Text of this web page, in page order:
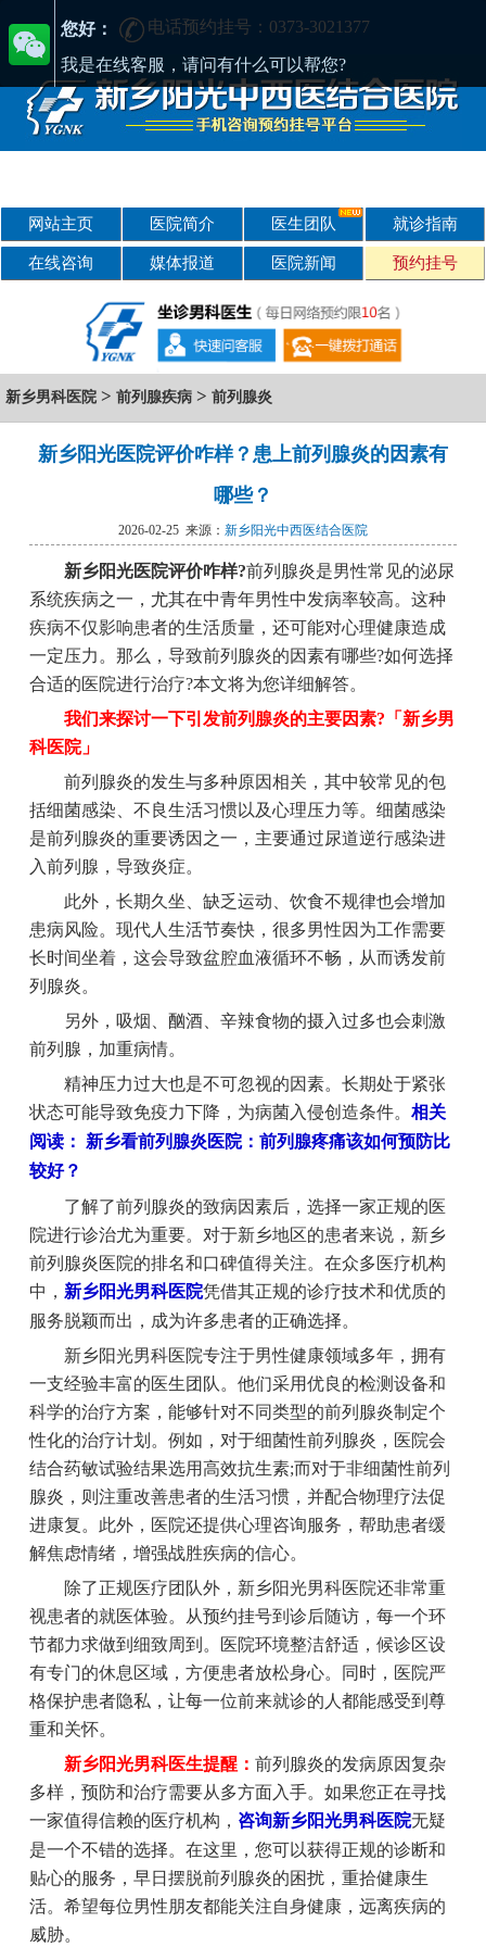
电话预约挂号：0373-3021377
在新乡哪家男科医院好?找正规医院-新乡阳光男科医院
网站主页 医院简介 医生团队 就诊指南
在线咨询 媒体报道 医院新闻 预约挂号
新乡男科医院 > 前列腺疾病 > 前列腺炎
新乡阳光医院评价咋样？患上前列腺炎的因素有
哪些？
2026-02-25 来源： 新乡阳光中西医结合医院
新乡阳光医院评价咋样?前列腺炎是男性常见的泌尿
系统疾病之一，尤其在中青年男性中发病率较高。这种
疾病不仅影响患者的生活质量，还可能对心理健康造成
一定压力。那么，导致前列腺炎的因素有哪些?如何选择
合适的医院进行治疗?本文将为您详细解答。
我们来探讨一下引发前列腺炎的主要因素?「新乡男
科医院」
前列腺炎的发生与多种原因相关，其中较常见的包
括细菌感染、不良生活习惯以及心理压力等。细菌感染
是前列腺炎的重要诱因之一，主要通过尿道逆行感染进
入前列腺，导致炎症。
此外，长期久坐、缺乏运动、饮食不规律也会增加
患病风险。现代人生活节奏快，很多男性因为工作需要
长时间坐着，这会导致盆腔血液循环不畅，从而诱发前
列腺炎。
另外，吸烟、酗酒、辛辣食物的摄入过多也会刺激
前列腺，加重病情。
精神压力过大也是不可忽视的因素。长期处于紧张
状态可能导致免疫力下降，为病菌入侵创造条件。 相关
阅读： 新乡看前列腺炎医院：前列腺疼痛该如何预防比
较好？
了解了前列腺炎的致病因素后，选择一家正规的医
院进行诊治尤为重要。对于新乡地区的患者来说，新乡
前列腺炎医院的排名和口碑值得关注。在众多医疗机构
中， 新乡阳光男科医院凭借其正规的诊疗技术和优质的
服务脱颖而出，成为许多患者的正确选择。
新乡阳光男科医院专注于男性健康领域多年，拥有
一支经验丰富的医生团队。他们采用优良的检测设备和
科学的治疗方案，能够针对不同类型的前列腺炎制定个
性化的治疗计划。例如，对于细菌性前列腺炎，医院会
结合药敏试验结果选用高效抗生素;而对于非细菌性前列
腺炎，则注重改善患者的生活习惯，并配合物理疗法促
进康复。此外，医院还提供心理咨询服务，帮助患者缓
解焦虑情绪，增强战胜疾病的信心。
除了正规医疗团队外，新乡阳光男科医院还非常重
视患者的就医体验。从预约挂号到诊后随访，每一个环
节都力求做到细致周到。医院环境整洁舒适，候诊区设
有专门的休息区域，方便患者放松身心。同时，医院严
格保护患者隐私，让每一位前来就诊的人都能感受到尊
重和关怀。
新乡阳光男科医生提醒： 前列腺炎的发病原因复杂
多样，预防和治疗需要从多方面入手。如果您正在寻找
一家值得信赖的医疗机构， 咨询新乡阳光男科医院无疑
是一个不错的选择。在这里，您可以获得正规的诊断和
贴心的服务，早日摆脱前列腺炎的困扰，重拾健康生
活。希望每位男性朋友都能关注自身健康，远离疾病的
威胁。
您好：
我是在线客服，请问有什么可以帮您?